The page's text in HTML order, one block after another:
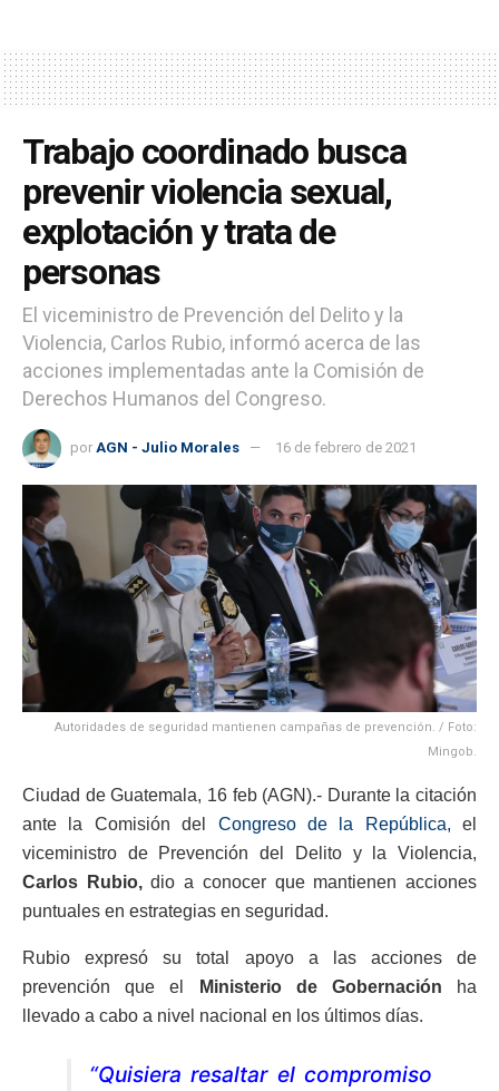
Trabajo coordinado busca
prevenir violencia sexual,
explotación y trata de
personas
El viceministro de Prevención del Delito y la
Violencia, Carlos Rubio, informó acerca de las
acciones implementadas ante la Comisión de
Derechos Humanos del Congreso.
por AGN - Julio Morales 16 de febrero de 2021
Autoridades de seguridad mantienen campañas de prevención. / Foto:
Mingob.
Ciudad de Guatemala, 16 feb (AGN).- Durante la citación
ante la Comisión del Congreso de la República, el
viceministro de Prevención del Delito y la Violencia,
Carlos Rubio,dio a conocer que mantienen acciones
puntuales en estrategias en seguridad.
Rubio expresó su total apoyo a las acciones de
prevención que el
Ministerio de Gobernación ha
llevado a cabo a nivel nacional en los últimos días.
“Quisiera resaltar el compromiso